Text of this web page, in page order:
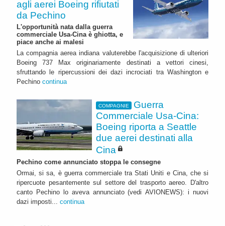
agli aerei Boeing rifiutati
da Pechino
L'opportunità nata dalla guerra
commerciale Usa-Cina è ghiotta, e
piace anche ai malesi
La compagnia aerea indiana valuterebbe l'acquisizione di ulteriori
Boeing 737 Max originariamente destinati a vettori cinesi,
sfruttando le ripercussioni dei dazi incrociati tra Washington e
Pechino continua
COMPAGNIE
Guerra
Commerciale Usa-Cina:
Boeing riporta a Seattle
due aerei destinati alla
Cina
Pechino come annunciato stoppa le consegne
Ormai, si sa, è guerra commerciale tra Stati Uniti e Cina, che si
ripercuote pesantemente sul settore del trasporto aereo. D'altro
canto Pechino lo aveva annunciato (vedi AVIONEWS): i nuovi
dazi imposti... continua